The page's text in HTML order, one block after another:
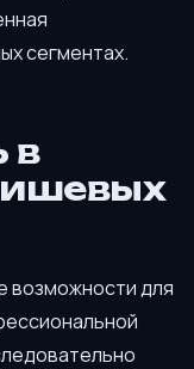
сегментах.
в
возможности для